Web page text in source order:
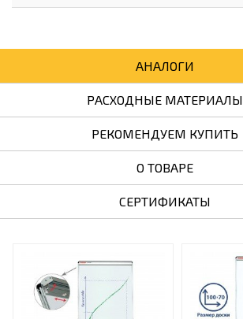
АНАЛОГИ
РАСХОДНЫЕ МАТЕРИАЛЫ
РЕКОМЕНДУЕМ КУПИТЬ
О ТОВАРЕ
СЕРТИФИКАТЫ